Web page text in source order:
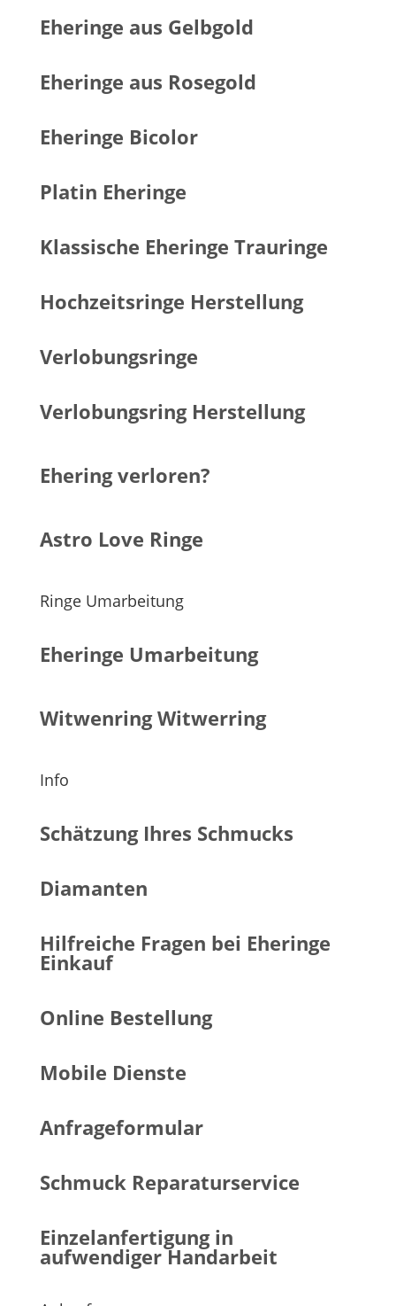
Eheringe aus Gelbgold
Eheringe aus Rosegold
Eheringe Bicolor
Platin Eheringe
Klassische Eheringe Trauringe
Hochzeitsringe Herstellung
Verlobungsringe
Verlobungsring Herstellung
Ehering verloren?
Astro Love Ringe
Ringe Umarbeitung
Eheringe Umarbeitung
Witwenring Witwerring
Info
Schätzung Ihres Schmucks
Diamanten
Hilfreiche Fragen bei Eheringe
Einkauf
Online Bestellung
Mobile Dienste
Anfrageformular
Schmuck Reparaturservice
Einzelanfertigung in
aufwendiger Handarbeit